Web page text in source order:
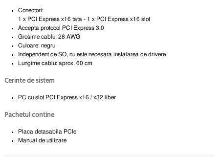
Conectori:
1 x PCI Express x16 tata - 1 x PCI Express x16 slot
Accepta protocol PCI Express 3.0
Grosime cablu: 28 AWG
Culoare: negru
Independent de SO, nu este necesara instalarea de drivere
Lungime cablu: aprox. 60 cm
Cerinte de sistem
PC cu slot PCI Express x16 / x32 liber
Pachetul contine
Placa detasabila PCIe
Manual de utilizare